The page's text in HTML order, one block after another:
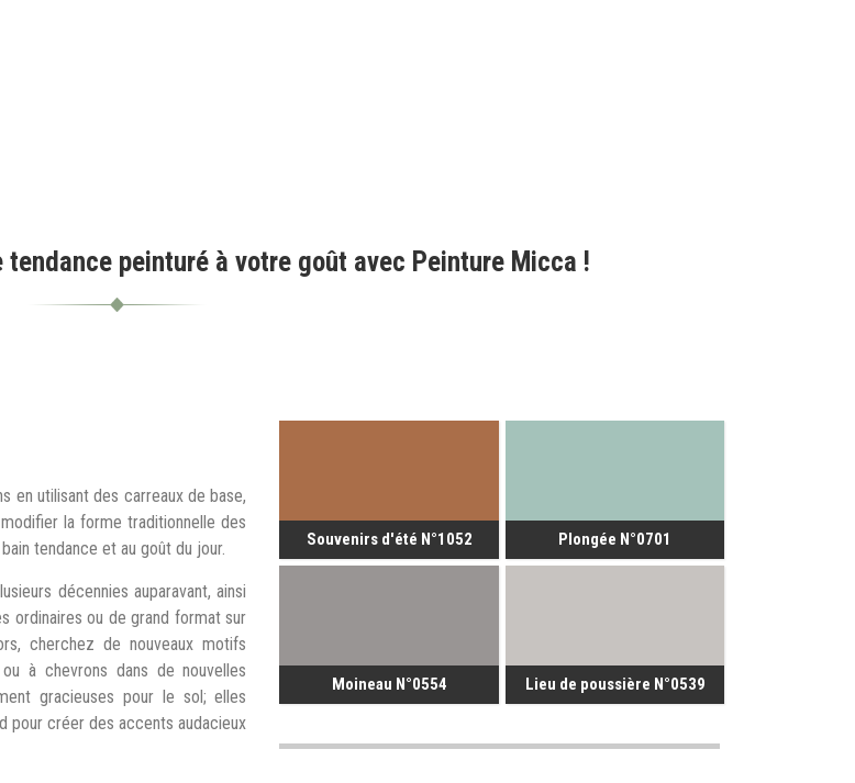
peinturé à votre goût avec Peinture Micca !
en utilisant des carreaux de base,
la forme traditionnelle des
tendance et au goût du jour.
décennies auparavant, ainsi
ordinaires ou de grand format sur
cherchez de nouveaux motifs
à chevrons dans de nouvelles
gracieuses pour le sol; elles
pour créer des accents audacieux
Souvenirs d'été N°1052 Plongée N°0701
Moineau N°0554 Lieu de poussière N°0539